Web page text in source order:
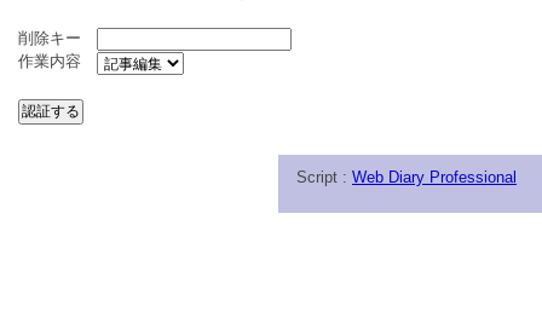
削除キー
作業内容
Script : Web Diary Professional